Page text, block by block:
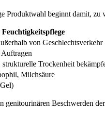
Produktwahl beginnt damit, zu
von Geschlechtsverkehr
Auftragen
strukturelle Trockenheit
Milchsäure
genitourinären Beschwerden